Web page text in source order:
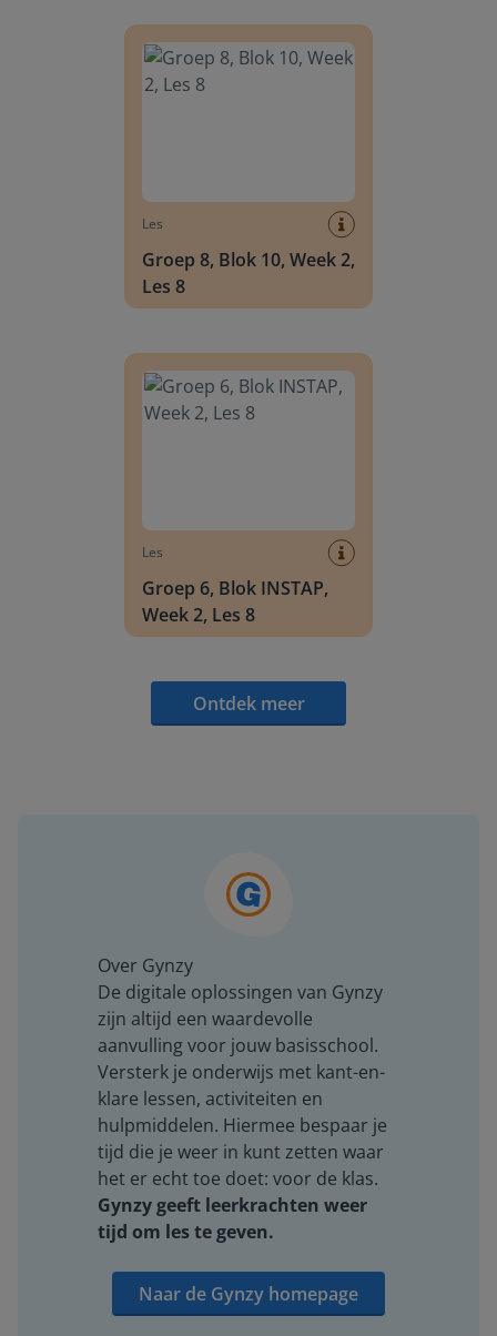
Les
Groep 8, Blok 10, Week 2,
Les 8
Les
Groep 6, Blok INSTAP,
Week 2, Les 8
Ontdek meer
Over Gynzy
De digitale oplossingen van Gynzy
zijn altijd een waardevolle
aanvulling voor jouw basisschool.
Versterk je onderwijs met kant-en-
klare lessen, activiteiten en
hulpmiddelen. Hiermee bespaar je
tijd die je weer in kunt zetten waar
het er echt toe doet: voor de klas.
Gynzy geeft leerkrachten weer
tijd om les te geven.
Naar de Gynzy homepage